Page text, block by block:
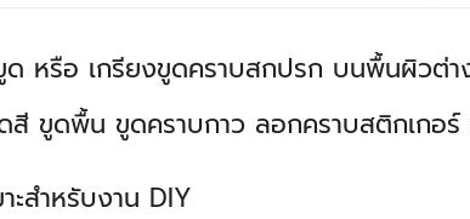
หรือ เกรียงขูดคราบสกปรก บนพื้นผิวต่า
สี ขูดพื้น ขูดคราบกาว ลอกคราบสติกเกอ
ะสำหรับงาน DIY